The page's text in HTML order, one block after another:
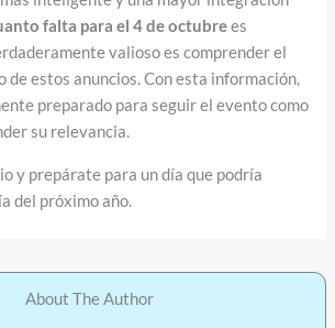
falta para el 4 de octubrees
valioso es comprender el
de estos anuncios. Con esta información,
preparado para seguir el evento como
su relevancia.
y prepárate para un día que podría
del próximo año.
About The Author